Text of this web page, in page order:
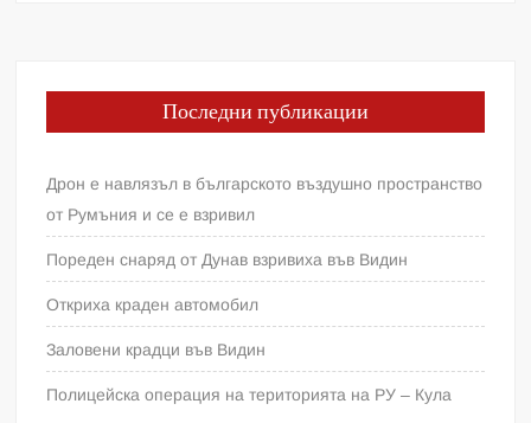
Последни публикации
Дрон е навлязъл в българското въздушно пространство
от Румъния и се е взривил
Пореден снаряд от Дунав взривиха във Видин
Откриха краден автомобил
Заловени крадци във Видин
Полицейска операция на територията на РУ – Кула